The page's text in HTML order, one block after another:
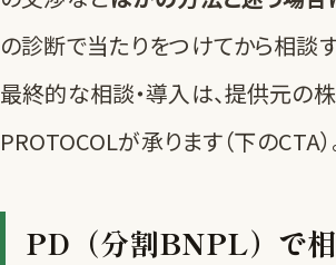
の診断で当たりをつけてから相談
最終的な相談・導入は、提供元の
PROTOCOLが承ります（下のCTA）
PD（分割BNPL）で